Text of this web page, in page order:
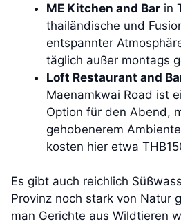
ME Kitchen and Bar in
thailändische und
entspannter
täglich außer montags
Loft Restaurant and
Maenamkwai Road ist
Option für den Abend,
gehobenerem
kosten hier etwa
Es gibt auch reichlich
Provinz noch stark von Natur
man Gerichte aus Wildtieren